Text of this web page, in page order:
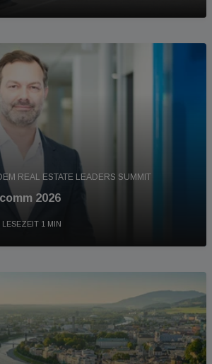
REAL ESTATE LEADERS SUMMIT
2026
LESEZEIT 1 MIN